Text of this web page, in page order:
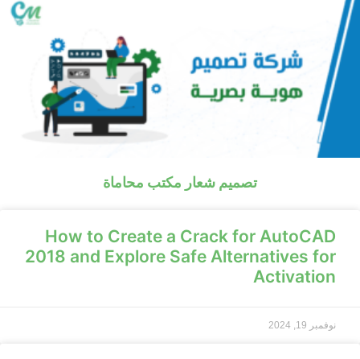
تصميم شعار مكتب محاماة
How to Create a Crack for AutoCAD
2018 and Explore Safe Alternatives for
Activation
نوفمبر 19, 2024